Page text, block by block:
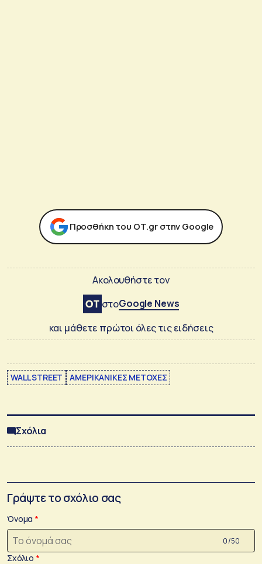
Προσθήκη του ΟΤ.gr στην Google
Ακολουθήστε τον
στοGoogle News
και μάθετε πρώτοι όλες τις ειδήσεις
WALL STREET ΑΜΕΡΙΚΑΝΙΚΕΣ ΜΕΤΟΧΕΣ
Σχόλια
Γράψτε το σχόλιο σας
Όνομα
0 /50
Σχόλιο